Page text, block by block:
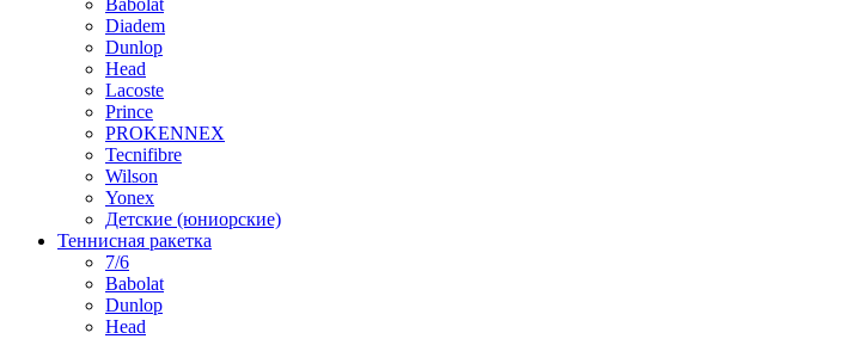
Babolat
Diadem
Dunlop
Head
Lacoste
Prince
PROKENNEX
Tecnifibre
Wilson
Yonex
Детские (юниорские)
Теннисная ракетка
7/6
Babolat
Dunlop
Head